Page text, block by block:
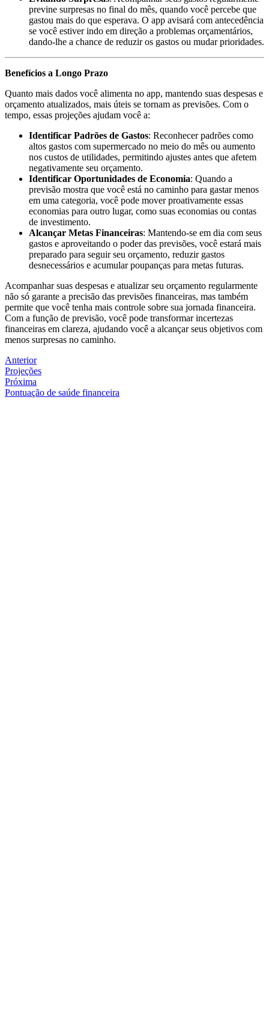
previne surpresas no final do mês, quando você percebe que
gastou mais do que esperava. O app avisará com antecedência
se você estiver indo em direção a problemas orçamentários,
dando-lhe a chance de reduzir os gastos ou mudar prioridades.
Benefícios a Longo Prazo
Quanto mais dados você alimenta no app, mantendo suas despesas e
orçamento atualizados, mais úteis se tornam as previsões. Com o
tempo, essas projeções ajudam você a:
Identificar Padrões de Gastos: Reconhecer padrões como
altos gastos com supermercado no meio do mês ou aumento
nos custos de utilidades, permitindo ajustes antes que afetem
negativamente seu orçamento.
Identificar Oportunidades de Economia: Quando a
previsão mostra que você está no caminho para gastar menos
em uma categoria, você pode mover proativamente essas
economias para outro lugar, como suas economias ou contas
de investimento.
Alcançar Metas Financeiras: Mantendo-se em dia com seus
gastos e aproveitando o poder das previsões, você estará mais
preparado para seguir seu orçamento, reduzir gastos
desnecessários e acumular poupanças para metas futuras.
Acompanhar suas despesas e atualizar seu orçamento regularmente
não só garante a precisão das previsões financeiras, mas também
permite que você tenha mais controle sobre sua jornada financeira.
Com a função de previsão, você pode transformar incertezas
financeiras em clareza, ajudando você a alcançar seus objetivos com
menos surpresas no caminho.
Anterior
Projeções
Próxima
Pontuação de saúde financeira